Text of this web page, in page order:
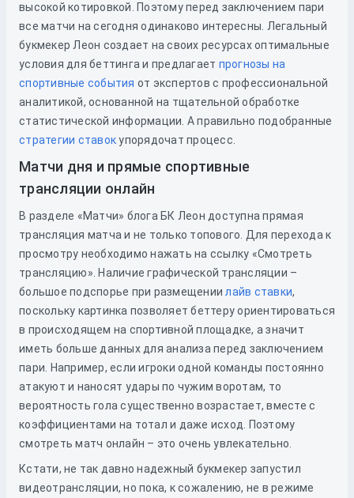
высокой котировкой. Поэтому перед заключением пари
все матчи на сегодня одинаково интересны. Легальный
букмекер Леон создает на своих ресурсах оптимальные
условия для беттинга и предлагает прогнозы на
спортивные события от экспертов с профессиональной
аналитикой, основанной на тщательной обработке
статистической информации. А правильно подобранные
стратегии ставокупорядочат процесс.
Матчи дня и прямые спортивные
трансляции онлайн
В разделе «Матчи» блога БК Леон доступна прямая
трансляция матча и не только топового. Для перехода к
просмотру необходимо нажать на ссылку «Смотреть
трансляцию». Наличие графической трансляции –
большое подспорье при размещениилайв ставки,
поскольку картинка позволяет беттеру ориентироваться
в происходящем на спортивной площадке, а значит
иметь больше данных для анализа перед заключением
пари. Например, если игроки одной команды постоянно
атакуют и наносят удары по чужим воротам, то
вероятность гола существенно возрастает, вместе с
коэффициентами на тотал и даже исход. Поэтому
смотреть матч онлайн – это очень увлекательно.
Кстати, не так давно надежный букмекер запустил
видеотрансляции, но пока, к сожалению, не в режиме